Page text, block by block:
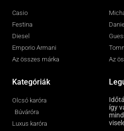
Casio
Festina
Diesel
Emporio Armani
Az összes márka
Az
Kategóriák
Olcsó karóra
Búváróra
Luxus karóra
így